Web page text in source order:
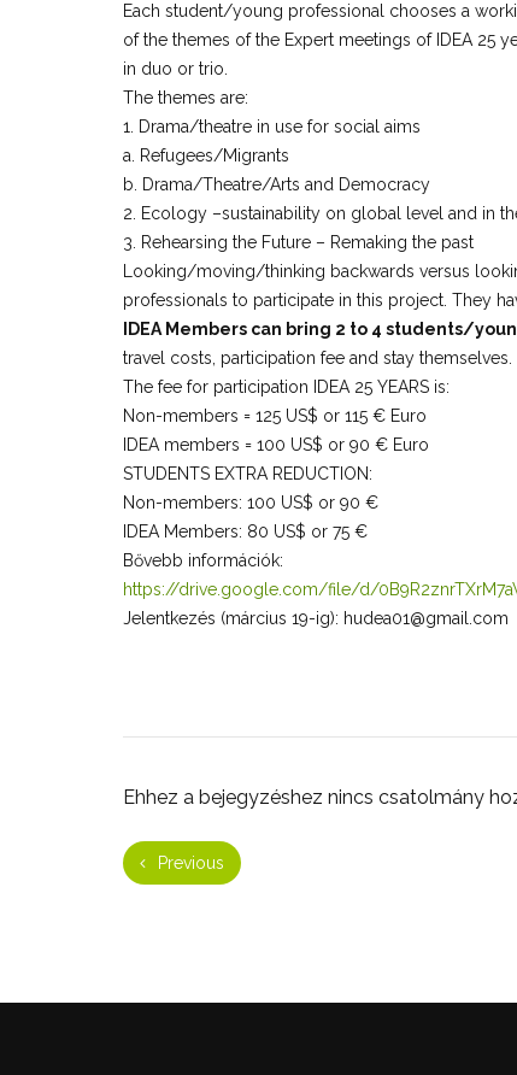
Each student/young professional chooses a
of the themes of the Expert meetings of IDEA 25
in duo or trio.
The themes are:
1. Drama/theatre in use for social aims
a. Refugees/Migrants
b. Drama/Theatre/Arts and Democracy
2. Ecology –sustainability on global level and in
3. Rehearsing the Future – Remaking the past
Looking/moving/thinking backwards versus
professionals to participate in this project. They
IDEA Members can bring 2 to 4 students/
travel costs, participation fee and stay themselves.
The fee for participation IDEA 25 YEARS is:
Non-members = 125 US$ or 115 € Euro
IDEA members = 100 US$ or 90 € Euro
STUDENTS EXTRA REDUCTION:
Non-members: 100 US$ or 90 €
IDEA Members: 80 US$ or 75 €
Bővebb információk:
https://drive.google.com/file/d/
Jelentkezés (március 19-ig): hudea01@gmail.com
Ehhez a bejegyzéshez nincs csatolmány
Previous